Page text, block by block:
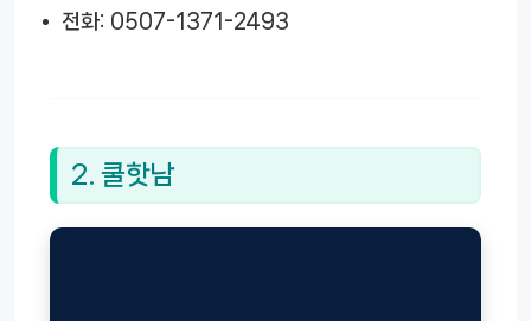
전화: 0507-1371-2493
2. 쿨핫남